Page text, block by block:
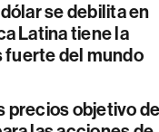
se debilita en
Latina tiene la
fuerte del mundo
precios objetivo de